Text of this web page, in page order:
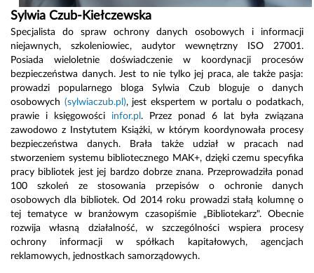
Sylwia Czub-Kiełczewska
Specjalista do spraw ochrony danych osobowych i informacji
niejawnych, szkoleniowiec, audytor wewnętrzny ISO 27001.
Posiada wieloletnie doświadczenie w koordynacji procesów
bezpieczeństwa danych. Jest to nie tylko jej praca, ale także pasja:
prowadzi popularnego bloga Sylwia Czub bloguje o danych
osobowych (sylwiaczub.pl), jest ekspertem w portalu o podatkach,
prawie i księgowości infor.pl . Przez ponad 6 lat była związana
zawodowo z Instytutem Książki, w którym koordynowała procesy
bezpieczeństwa danych. Brała także udział w pracach nad
stworzeniem systemu bibliotecznego MAK+, dzięki czemu specyfika
pracy bibliotek jest jej bardzo dobrze znana. Przeprowadziła ponad
100 szkoleń ze stosowania przepisów o ochronie danych
osobowych dla bibliotek. Od 2014 roku prowadzi stałą kolumnę o
tej tematyce w branżowym czasopiśmie „Bibliotekarz". Obecnie
rozwija własną działalność, w szczególności wspiera procesy
ochrony informacji w spółkach kapitałowych, agencjach
reklamowych, jednostkach samorządowych.